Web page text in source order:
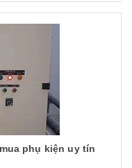
phụ kiện uy tín